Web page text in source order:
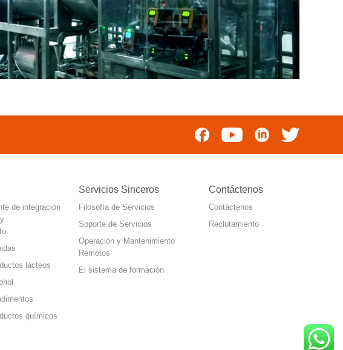
de integración
lácteos
químicos
Servicios Sinceros
Filosofía de Servicios
Soporte de Servicios
Operación y Mantenimiento
Remotos
El sistema de formación
Contáctenos
Contáctenos
Reclutamiento